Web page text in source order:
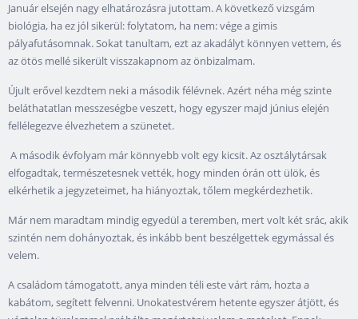
Január elsején nagy elhatározásra jutottam. A következő vizsgám
biológia, ha ez jól sikerül: folytatom, ha nem: vége a gimis
pályafutásomnak. Sokat tanultam, ezt az akadályt könnyen vettem, és
az ötös mellé sikerült visszakapnom az önbizalmam.
Újult erővel kezdtem neki a második félévnek. Azért néha még szinte
beláthatatlan messzeségbe veszett, hogy egyszer majd június elején
fellélegezve élvezhetem a szünetet.
A második évfolyam már könnyebb volt egy kicsit. Az osztálytársak
elfogadtak, természetesnek vették, hogy minden órán ott ülök, és
elkérhetik a jegyzeteimet, ha hiányoztak, tőlem megkérdezhetik.
Már nem maradtam mindig egyedül a teremben, mert volt két srác, akik
szintén nem dohányoztak, és inkább bent beszélgettek egymással és
velem.
A családom támogatott, anya minden téli este várt rám, hozta a
kabátom, segített felvenni. Unokatestvérem hetente egyszer átjött, és